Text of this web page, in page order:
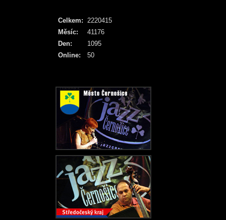
Online: 50
Celkem: 2220415
Měsíc:
41176
Den:
1095